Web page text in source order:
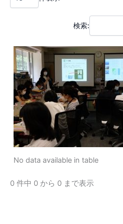
検索:
No data available in table
0 件中 0 から 0 まで表示